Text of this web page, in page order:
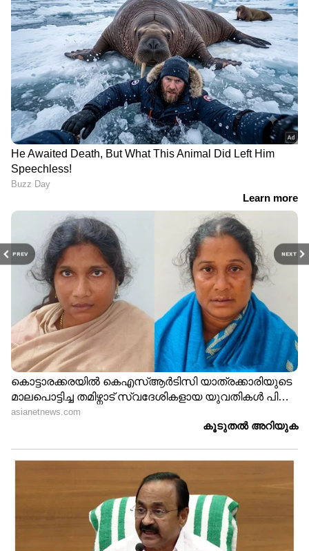
PREV NEXT